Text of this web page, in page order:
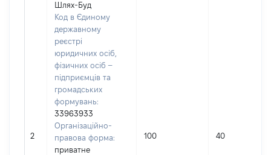
2
Шлях-Буд
Код в Єдиному
державному
реєстрі
юридичних осіб,
фізичних осіб –
підприємців та
громадських
формувань:
33963933
Організаційно-
правова форма:
приватне
100 40